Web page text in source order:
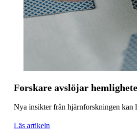
Forskare avslöjar
Nya insikter från hjärnforskningen kan
Läs artikeln